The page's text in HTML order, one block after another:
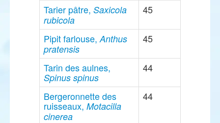
Tarier pâtre, Saxicola
rubicola
45
Pipit farlouse, Anthus
pratensis
45
Tarin des aulnes,
Spinus spinus
44
Bergeronnette des
ruisseaux, Motacilla
cinerea
44